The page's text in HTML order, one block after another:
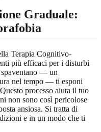
Graduale:
Terapia Cognitivo-
più efficaci per i disturbi
spaventano — un
nel tempo — ti esponi
processo aiuta il tuo
non sono così pericolose
ansiosa. Si tratta di
e in un modo che ti